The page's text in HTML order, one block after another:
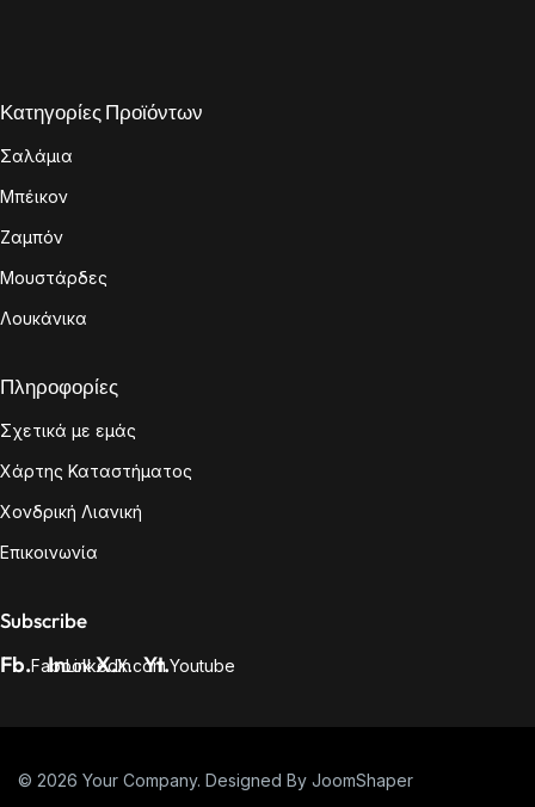
Κατηγορίες Προϊόντων
Σαλάμια
Μπέικον
Ζαμπόν
Μουστάρδες
Λουκάνικα
Πληροφορίες
Σχετικά με εμάς
Χάρτης Καταστήματος
Χονδρική Λιανική
Επικοινωνία
Subscribe
Fb.Fabook
InLinkedIn
X.X.com
Yt.Youtube
© 2026 Your Company. Designed By JoomShaper